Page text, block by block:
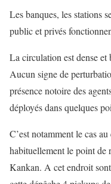
Les banques, les stations
public et privés
La circulation est dense
Aucun signe de
présence notoire des
déployés dans quelques
C’est notamment le cas
habituellement le point de
Kankan. A cet endroit